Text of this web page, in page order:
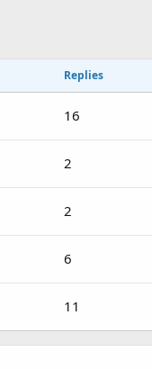
Replies
16
2
2
6
11